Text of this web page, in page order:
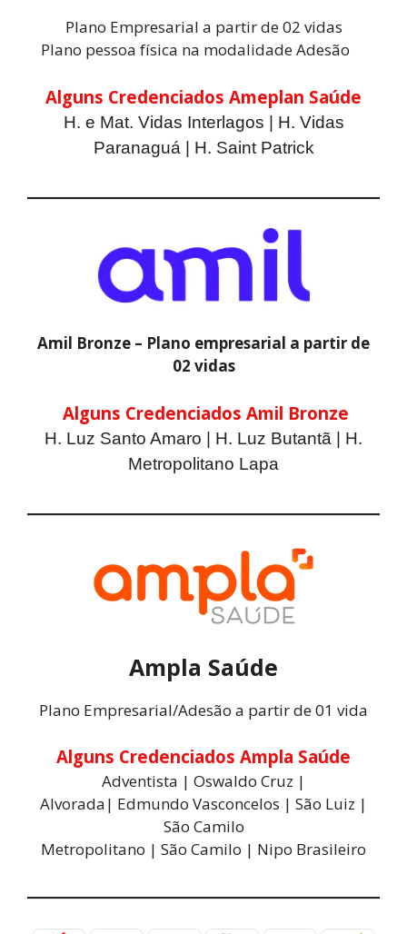
Plano Empresarial a partir de 02 vidas
Plano pessoa física na modalidade Adesão
Alguns Credenciados Ameplan Saúde
H. e Mat. Vidas Interlagos | H. Vidas
Paranaguá | H. Saint Patrick
Amil Bronze – Plano empresarial a partir de
02 vidas
Alguns Credenciados Amil Bronze
H. Luz Santo Amaro | H. Luz Butantã | H.
Metropolitano Lapa
Ampla Saúde
Plano Empresarial/Adesão a partir de 01 vida
Alguns Credenciados Ampla Saúde
Adventista | Oswaldo Cruz |
Alvorada| Edmundo Vasconcelos | São Luiz |
São Camilo
Metropolitano | São Camilo | Nipo Brasileiro